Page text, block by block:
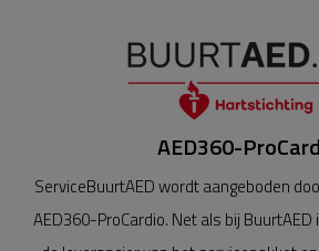
AED360-
ServiceBuurtAED wordt aangeboden
AED360-ProCardio. Net als bij